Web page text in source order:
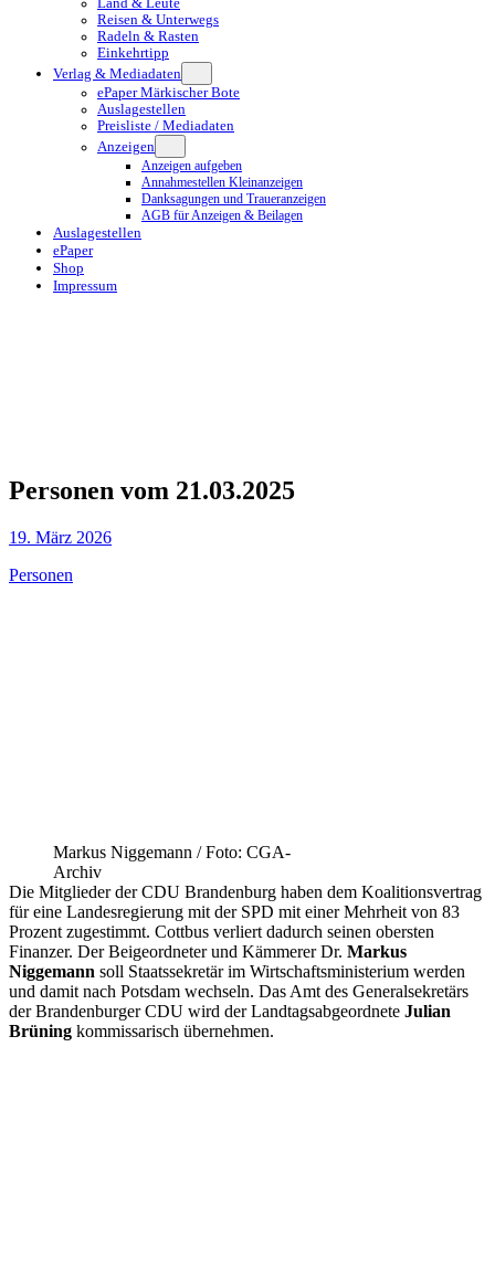
Land & Leute
Reisen & Unterwegs
Radeln & Rasten
Einkehrtipp
Verlag & Mediadaten
ePaper Märkischer Bote
Auslagestellen
Preisliste / Mediadaten
Anzeigen
Anzeigen aufgeben
Annahmestellen Kleinanzeigen
Danksagungen und Traueranzeigen
AGB für Anzeigen & Beilagen
Auslagestellen
ePaper
Shop
Impressum
Personen vom 21.03.2025
19. März 2026
Personen
Markus Niggemann / Foto: CGA-
Archiv
Die Mitglieder der CDU Brandenburg haben dem Koalitionsvertrag
für eine Landesregierung mit der SPD mit einer Mehrheit von 83
Prozent zugestimmt. Cottbus verliert dadurch seinen obersten
Finanzer. Der Beigeordneter und Kämmerer Dr. Markus
Niggemann soll Staatssekretär im Wirtschaftsministerium werden
und damit nach Potsdam wechseln. Das Amt des Generalsekretärs
der Brandenburger CDU wird der Landtagsabgeordnete Julian
Brüning kommissarisch übernehmen.